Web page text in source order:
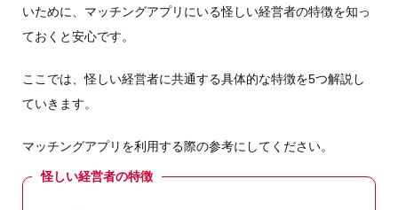
いために、マッチングアプリにいる怪しい経営者の特徴を知っ
ておくと安心です。
ここでは、怪しい経営者に共通する具体的な特徴を5つ解説し
ていきます。
マッチングアプリを利用する際の参考にしてください。
怪しい経営者の特徴